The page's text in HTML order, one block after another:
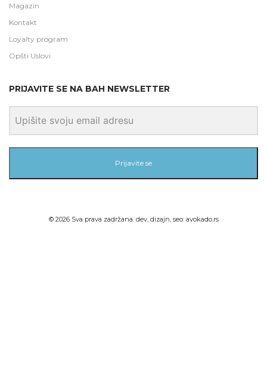
Magazin
Kontakt
Loyalty program
Opšti Uslovi
PRIJAVITE SE NA BAH NEWSLETTER
Prijavite se
© 2026Sva prava zadržana. dev, dizajn, seo: avokado.rs